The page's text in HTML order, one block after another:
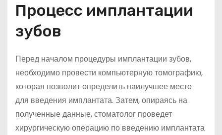
Процесс имплантации
зубов
Перед началом процедуры имплантации зубов,
необходимо провести компьютерную томографию,
которая позволит определить наилучшее место
для введения имплантата. Затем, опираясь на
полученные данные, стоматолог проведет
хирургическую операцию по введению имплантата